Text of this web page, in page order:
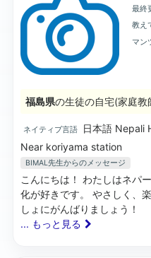
最終
教え
マン
福島県の生徒の自宅(家庭教
ネイティブ言語 日本語 Nepali
Near koriyama station
BIMAL先生からのメッセージ
こんにちは！ わたしはネパ
化が好きです。 やさしく、
しょにがんばりましょう！
... もっと見る